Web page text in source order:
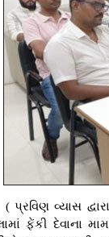
( પ્રવિણ વ્યાસ
ફેંકી દેવાના